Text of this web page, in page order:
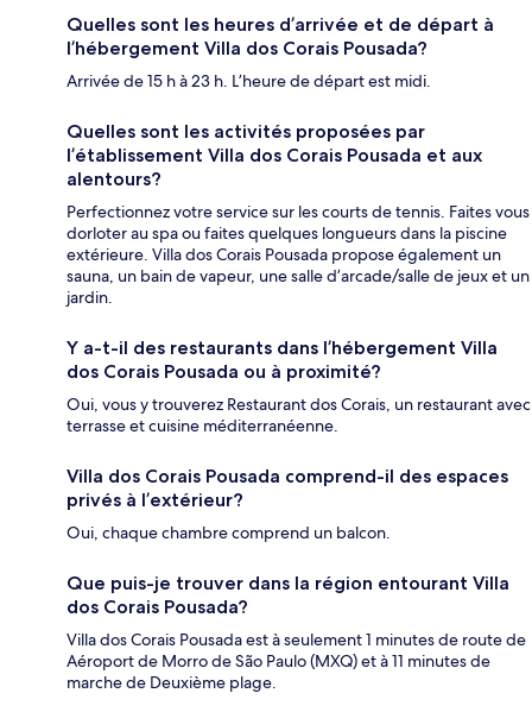
Quelles sont les heures d’arrivée et de départ à
l’hébergement Villa dos Corais Pousada?
Arrivée de 15 h à 23 h. L’heure de départ est midi.
Quelles sont les activités proposées par
l’établissement Villa dos Corais Pousada et aux
alentours?
Perfectionnez votre service sur les courts de tennis. Faites vous
dorloter au spa ou faites quelques longueurs dans la piscine
extérieure. Villa dos Corais Pousada propose également un
sauna, un bain de vapeur, une salle d’arcade/salle de jeux et un
jardin.
Y a-t-il des restaurants dans l’hébergement Villa
dos Corais Pousada ou à proximité?
Oui, vous y trouverez Restaurant dos Corais, un restaurant avec
terrasse et cuisine méditerranéenne.
Villa dos Corais Pousada comprend-il des espaces
privés à l’extérieur?
Oui, chaque chambre comprend un balcon.
Que puis-je trouver dans la région entourant Villa
dos Corais Pousada?
Villa dos Corais Pousada est à seulement 1 minutes de route de
Aéroport de Morro de São Paulo (MXQ) et à 11 minutes de
marche de Deuxième plage.